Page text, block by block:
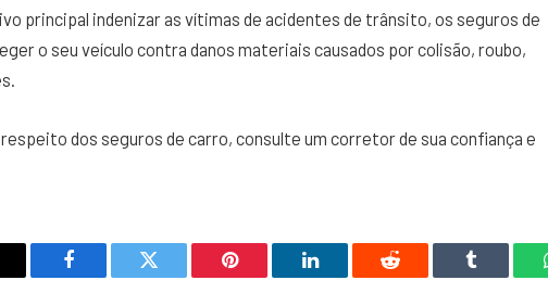
principal indenizar as vítimas de acidentes de trânsito, os seguros de
o seu veículo contra danos materiais causados por colisão, roubo,
dos seguros de carro, consulte um corretor de sua confiança e
Facebook Twitter Pinterest LinkedIn Reddit Tumblr